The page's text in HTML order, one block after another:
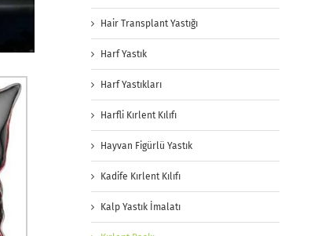
Hair Transplant Yastığı
Harf Yastık
Harf Yastıkları
Harfli Kırlent Kılıfı
Hayvan Figürlü Yastık
Kadife Kırlent Kılıfı
Kalp Yastık İmalatı